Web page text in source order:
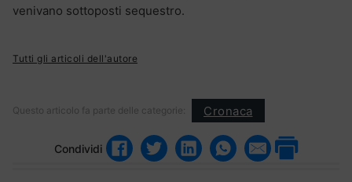
venivano sottoposti sequestro.
Tutti gli articoli dell'autore
Questo articolo fa parte delle categorie: Cronaca
Condividi